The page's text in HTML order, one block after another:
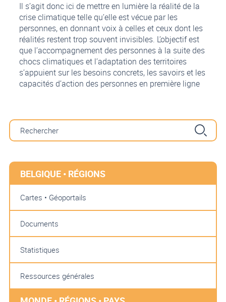
Il s’agit donc ici de mettre en lumière la réalité de la
crise climatique telle qu’elle est vécue par les
personnes, en donnant voix à celles et ceux dont les
réalités restent trop souvent invisibles. L’objectif est
que l’accompagnement des personnes à la suite des
chocs climatiques et l’adaptation des territoires
s’appuient sur les besoins concrets, les savoirs et les
capacités d’action des personnes en première ligne
BELGIQUE • RÉGIONS
Cartes • Géoportails
Documents
Statistiques
Ressources générales